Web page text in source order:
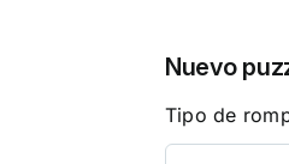
Nuevo
Tipo de